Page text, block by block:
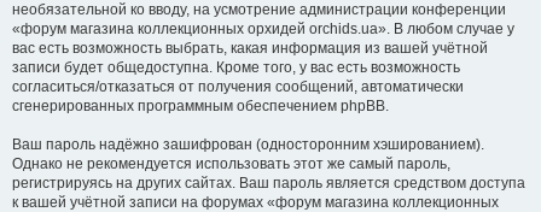
необязательной ко вводу, на усмотрение администрации конференции
«форум магазина коллекционных орхидей orchids.ua». В любом случае у
вас есть возможность выбрать, какая информация из вашей учётной
записи будет общедоступна. Кроме того, у вас есть возможность
согласиться/отказаться от получения сообщений, автоматически
сгенерированных программным обеспечением phpBB.
Ваш пароль надёжно зашифрован (односторонним хэшированием).
Однако не рекомендуется использовать этот же самый пароль,
регистрируясь на других сайтах. Ваш пароль является средством доступа
к вашей учётной записи на форумах «форум магазина коллекционных